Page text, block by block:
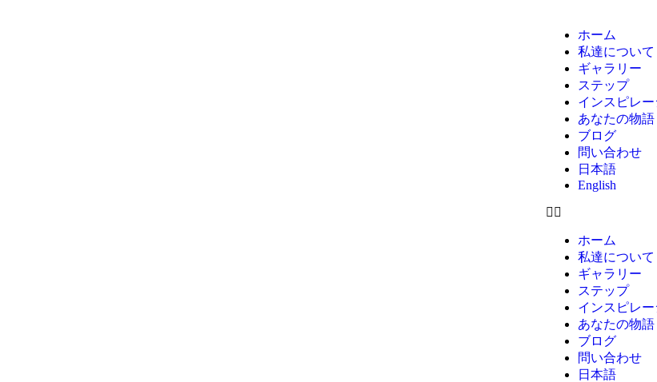
ホーム
私達について
ギャラリー
ステップ
インスピレ
あなたの物語
ブログ
問い合わせ
日本語
English
ホーム
私達について
ギャラリー
ステップ
インスピレ
あなたの物語
ブログ
問い合わせ
日本語